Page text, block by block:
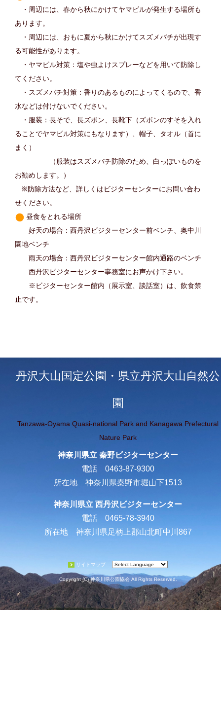
・周辺には、春から秋にかけてヤマビルが発生する場所も
あります。
・周辺には、おもに夏から秋にかけてスズメバチが出現す
る可能性があります。
・ヤマビル対策：塩や虫よけスプレーなどを用いて防除し
てください。
・スズメバチ対策：香りのあるものによってくるので、香
水などは付けないでください。
・服装：長そで、長ズボン、長靴下（ズボンのすそを入れ
ることでヤマビル対策にもなります）、帽子、タオル（首に
まく）
（服装はスズメバチ防除のため、白っぽいものを
お勧めします。）
※防除方法など、詳しくはビジターセンターにお問い合わ
せください。
昼食をとれる場所
好天の場合：西丹沢ビジターセンター前ベンチ、奥中川
園地ベンチ
雨天の場合：西丹沢ビジターセンター館内通路のベンチ
西丹沢ビジターセンター事務室にお声かけ下さい。
※ビジターセンター館内（展示室、談話室）は、飲食禁
止です。
丹沢大山国定公園・県立丹沢大山自然公
園
Tanzawa-Oyama Quasi-national Park and Kanagawa Prefectural
Nature Park
神奈川県立 秦野ビジターセンター
電話 0463-87-9300
所在地 神奈川県秦野市堀山下1513
神奈川県立 西丹沢ビジターセンター
電話 0465-78-3940
所在地 神奈川県足柄上郡山北町中川867
サイトマップ
Copyright (C) 神奈川県公園協会 All Rights Reserved.